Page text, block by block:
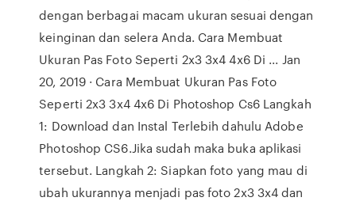
dengan berbagai macam ukuran sesuai dengan
keinginan dan selera Anda. Cara Membuat
Ukuran Pas Foto Seperti 2x3 3x4 4x6 Di ... Jan
20, 2019 · Cara Membuat Ukuran Pas Foto
Seperti 2x3 3x4 4x6 Di Photoshop Cs6 Langkah
1: Download dan Instal Terlebih dahulu Adobe
Photoshop CS6.Jika sudah maka buka aplikasi
tersebut. Langkah 2: Siapkan foto yang mau di
ubah ukurannya menjadi pas foto 2x3 3x4 dan